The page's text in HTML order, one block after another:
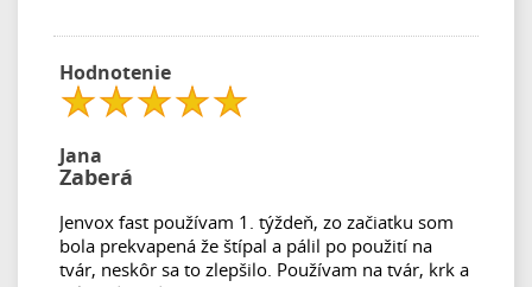
Hodnotenie
Jana
Zaberá
Jenvox fast používam 1. týždeň, zo začiatku som
bola prekvapená že štípal a pálil po použití na
tvár, neskôr sa to zlepšilo. Používam na tvár, krk a